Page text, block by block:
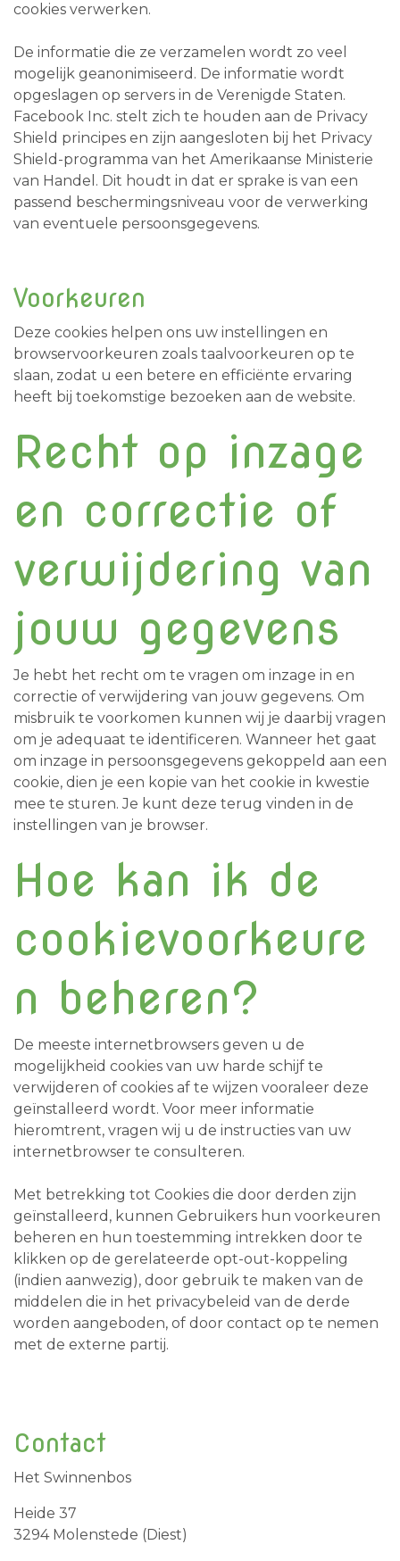
cookies verwerken.
De informatie die ze verzamelen wordt zo veel
mogelijk geanonimiseerd. De informatie wordt
opgeslagen op servers in de Verenigde Staten.
Facebook Inc. stelt zich te houden aan de Privacy
Shield principes en zijn aangesloten bij het Privacy
Shield-programma van het Amerikaanse Ministerie
van Handel. Dit houdt in dat er sprake is van een
passend beschermingsniveau voor de verwerking
van eventuele persoonsgegevens.
Voorkeuren
Deze cookies helpen ons uw instellingen en
browservoorkeuren zoals taalvoorkeuren op te
slaan, zodat u een betere en efficiënte ervaring
heeft bij toekomstige bezoeken aan de website.
Recht op inzage
en correctie of
verwijdering van
jouw gegevens
Je hebt het recht om te vragen om inzage in en
correctie of verwijdering van jouw gegevens. Om
misbruik te voorkomen kunnen wij je daarbij vragen
om je adequaat te identificeren. Wanneer het gaat
om inzage in persoonsgegevens gekoppeld aan een
cookie, dien je een kopie van het cookie in kwestie
mee te sturen. Je kunt deze terug vinden in de
instellingen van je browser.
Hoe kan ik de
cookievoorkeure
n beheren?
De meeste internetbrowsers geven u de
mogelijkheid cookies van uw harde schijf te
verwijderen of cookies af te wijzen vooraleer deze
geïnstalleerd wordt. Voor meer informatie
hieromtrent, vragen wij u de instructies van uw
internetbrowser te consulteren.
Met betrekking tot Cookies die door derden zijn
geïnstalleerd, kunnen Gebruikers hun voorkeuren
beheren en hun toestemming intrekken door te
klikken op de gerelateerde opt-out-koppeling
(indien aanwezig), door gebruik te maken van de
middelen die in het privacybeleid van de derde
worden aangeboden, of door contact op te nemen
met de externe partij.
Contact
Het Swinnenbos
Heide 37
3294 Molenstede (Diest)